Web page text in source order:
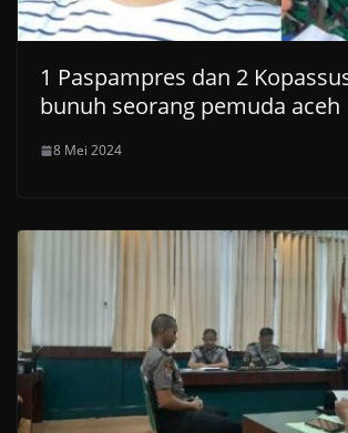
1 Paspampres dan 2
bunuh seorang pemuda aceh
8 Mei 2024